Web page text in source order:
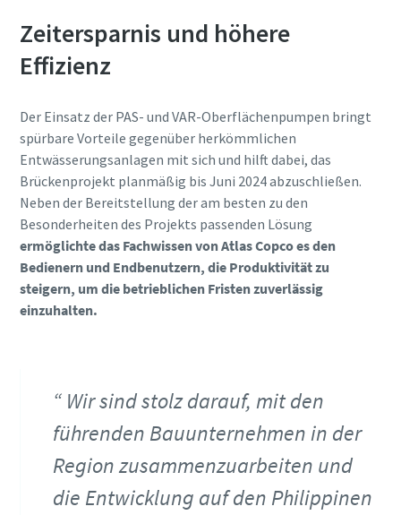
Zeitersparnis und höhere
Effizienz
Der Einsatz der PAS- und VAR-Oberflächenpumpen bringt
spürbare Vorteile gegenüber herkömmlichen
Entwässerungsanlagen mit sich und hilft dabei, das
Brückenprojekt planmäßig bis Juni 2024 abzuschließen.
Neben der Bereitstellung der am besten zu den
Besonderheiten des Projekts passenden Lösung
ermöglichte das Fachwissen von Atlas Copco es den
Bedienern und Endbenutzern, die Produktivität zu
steigern, um die betrieblichen Fristen zuverlässig
einzuhalten.
Wir sind stolz darauf, mit den
führenden Bauunternehmen in der
Region zusammenzuarbeiten und
die Entwicklung auf den Philippinen